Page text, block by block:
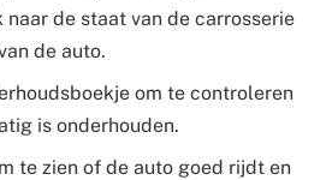
naar de staat van de carrosserie
de auto.
om te controleren
is onderhouden.
te zien of de auto goed rijdt en